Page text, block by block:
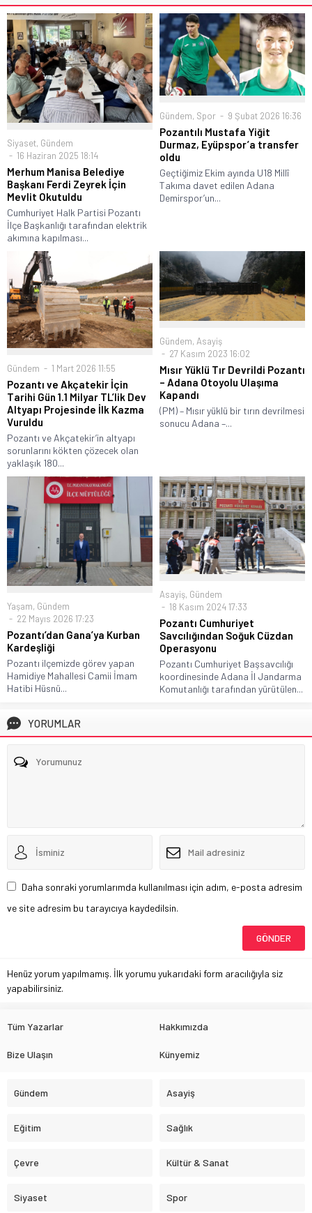
Siyaset, Gündem
16 Haziran 2025 18:14
Merhum Manisa Belediye
Başkanı Ferdi Zeyrek İçin
Mevlit Okutuldu
Cumhuriyet Halk Partisi Pozantı
İlçe Başkanlığı tarafından elektrik
akımına kapılması...
Gündem, Spor 9 Şubat 2026 16:36
Pozantılı Mustafa Yiğit
Durmaz, Eyüpspor’a transfer
oldu
Geçtiğimiz Ekim ayında U18 Millî
Takıma davet edilen Adana
Demirspor’un...
Gündem 1 Mart 2026 11:55
Pozantı ve Akçatekir İçin
Tarihi Gün 1.1 Milyar TL’lik Dev
Altyapı Projesinde İlk Kazma
Vuruldu
Pozantı ve Akçatekir’in altyapı
sorunlarını kökten çözecek olan
yaklaşık 180...
Gündem, Asayiş
27 Kasım 2023 16:02
Mısır Yüklü Tır Devrildi Pozantı
– Adana Otoyolu Ulaşıma
Kapandı
(PM) – Mısır yüklü bir tırın devrilmesi
sonucu Adana –...
Yaşam, Gündem
22 Mayıs 2026 17:23
Pozantı’dan Gana’ya Kurban
Kardeşliği
Pozantı ilçemizde görev yapan
Hamidiye Mahallesi Camii İmam
Hatibi Hüsnü...
Asayiş, Gündem
18 Kasım 2024 17:33
Pozantı Cumhuriyet
Savcılığından Soğuk Cüzdan
Operasyonu
Pozantı Cumhuriyet Başsavcılığı
koordinesinde Adana İl Jandarma
Komutanlığı tarafından yürütülen...
YORUMLAR
Daha sonraki yorumlarımda kullanılması için adım, e-posta adresim
ve site adresim bu tarayıcıya kaydedilsin.
Henüz yorum yapılmamış. İlk yorumu yukarıdaki form aracılığıyla siz
yapabilirsiniz.
Tüm Yazarlar Hakkımızda
Bize Ulaşın Künyemiz
Gündem Asayiş
Eğitim Sağlık
Çevre Kültür & Sanat
Siyaset Spor